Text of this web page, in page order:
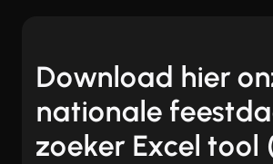
Download hier
nationale
zoeker Excel tool